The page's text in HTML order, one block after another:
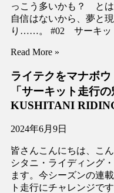
っこう多いかも？ と
自信はないから、夢と
り……。 #02 サーキッ
Read More »
ライテクをマナボウ
「サーキット走行
KUSHITANI
2024年6月9日
皆さんこんにちは、こ
シタニ・ライディング
ます。今シーズンの連
ト走行にチャレンジで